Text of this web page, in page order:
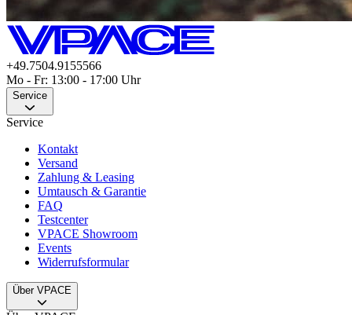
+49.7504.9155566
Mo - Fr: 13:00 - 17:00 Uhr
Service
Service
Kontakt
Versand
Zahlung & Leasing
Umtausch & Garantie
FAQ
Testcenter
VPACE Showroom
Events
Widerrufsformular
Über VPACE